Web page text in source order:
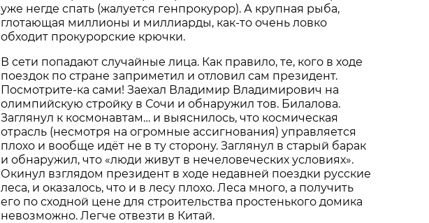
уже негде спать (жалуется генпрокурор). А крупная рыба,
глотающая миллионы и миллиарды, как-то очень ловко
обходит прокурорские крючки.
В сети попадают случайные лица. Как правило, те, кого в ходе
поездок по стране заприметил и отловил сам президент.
Посмотрите-ка сами! Заехал Владимир Владимирович на
олимпийскую стройку в Сочи и обнаружил тов. Билалова.
Заглянул к космонавтам… и выяснилось, что космическая
отрасль (несмотря на огромные ассигнования) управляется
плохо и вообще идёт не в ту сторону. Заглянул в старый барак
и обнаружил, что «люди живут в нечеловеческих условиях».
Окинул взглядом президент в ходе недавней поездки русские
леса, и оказалось, что и в лесу плохо. Леса много, а получить
его по сходной цене для строительства простенького домика
невозможно. Легче отвезти в Китай.